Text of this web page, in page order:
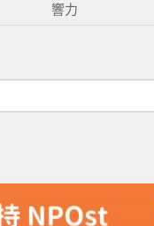
響力